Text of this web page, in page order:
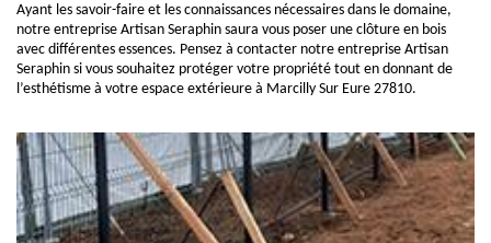
Ayant les savoir-faire et les connaissances nécessaires dans le domaine,
notre entreprise Artisan Seraphin saura vous poser une clôture en bois
avec différentes essences. Pensez à contacter notre entreprise Artisan
Seraphin si vous souhaitez protéger votre propriété tout en donnant de
l’esthétisme à votre espace extérieure à Marcilly Sur Eure 27810.